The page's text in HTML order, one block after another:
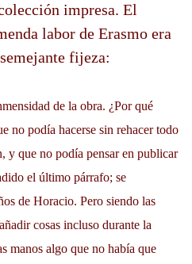
impresa. El
labor de Erasmo era
fijeza:
de la obra. ¿Por qué
no podía hacerse sin rehacer todo
y que no podía pensar en publicar
el último párrafo; se
de Horacio. Pero siendo las
cosas incluso durante la
manos algo que no había que